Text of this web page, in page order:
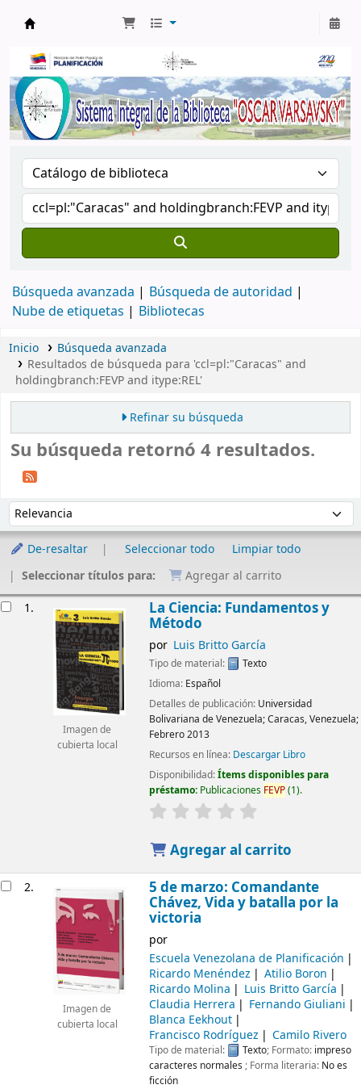
Búsqueda avanzada
Búsqueda de autoridad
Nube de etiquetas
Bibliotecas
Inicio
Búsqueda avanzada
Resultados de búsqueda para 'ccl=pl:"Caracas" and
holdingbranch:FEVP and itype:REL'
Refinar su búsqueda
Su búsqueda retornó 4 resultados.
Ordenar por:
De-resaltar Seleccionar todo
Limpiar todo
Seleccionar títulos para:
Agregar al carrito
1.
Imagen de
cubierta local
La Ciencia: Fundamentos y
Método
por Luis Britto García
Tipo de material:
Texto
Idioma: Español
Detalles de publicación: Universidad
Bolivariana de Venezuela;Caracas, Venezuela;
Febrero 2013
Recursos en línea: Descargar Libro
Disponibilidad:Ítems disponibles para
préstamo: Publicaciones FEVP(1).
Agregar al carrito
2.
Imagen de
cubierta local
5 de marzo: Comandante
Chávez, Vida y batalla por la
victoria
por
Escuela Venezolana de Planificación
Ricardo Menéndez
Atilio Boron
Ricardo Molina
Luis Britto García
Claudia Herrera
Fernando Giuliani
Blanca Eekhout
Francisco Rodríguez
Camilo Rivero
Tipo de material: Texto; Formato: impreso
caracteres normales ; Forma literaria: No es
ficción